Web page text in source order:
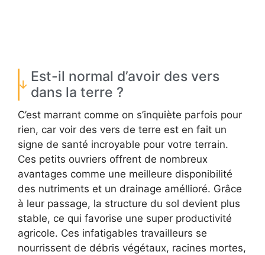
Est-il normal d’avoir des vers
dans la terre ?
C’est marrant comme on s’inquiète parfois pour
rien, car voir des vers de terre est en fait un
signe de santé incroyable pour votre terrain.
Ces petits ouvriers offrent de nombreux
avantages comme une meilleure disponibilité
des nutriments et un drainage améllioré. Grâce
à leur passage, la structure du sol devient plus
stable, ce qui favorise une super productivité
agricole. Ces infatigables travailleurs se
nourrissent de débris végétaux, racines mortes,